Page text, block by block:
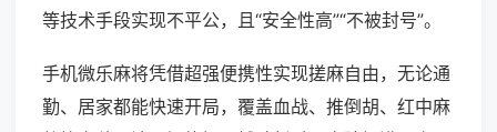
等技术手段实现不平公，且“安全性高”“不被封号”。
手机微乐麻将凭借超强便携性实现搓麻自由，无论通
勤、居家都能快速开局，覆盖血战、推倒胡、红中麻